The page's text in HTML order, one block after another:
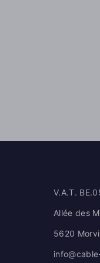
V.A.T.
Allée des
5620